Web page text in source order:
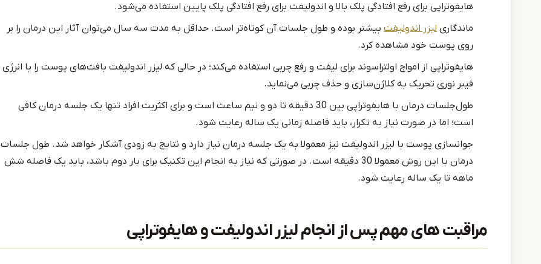
هایفوتراپی برای رفع افتادگی پلک بالا و اندولیفت برای رفع افتادگی پلک پایین استفاده می‌شود.
ماندگاری لیزر اندولیفتبیشتر بوده و طول جلسات آن کوتاه‌تر است. حداقل به مدت سه سال می‌توان آثار این درمان را بر
روی پوست خود مشاهده کرد.
هایفوتراپی از امواج اولتراسوند برای لیفت و رفع چربی استفاده می‌کند؛ در حالی که لیزر اندولیفت بافت‌های پوست را با انرژی
فیبر نوری تحریک به کلاژن‌سازی و حذف چربی می‌نماید.
طول‌جلسات درمان با هایفوتراپی بین 30 دقیقه تا دو و نیم ساعت است و برای اکثریت افراد تنها یک جلسه درمان کافی
است؛ اما در صورت نیاز به تکرار، باید فاصله زمانی یک ساله رعایت شود.
جوانسازی پوست با لیزر اندولیفت نیز معمولا به یک جلسه درمان نیاز دارد و نتایج به زودی آشکار خواهد شد. طول جلسات
درمان با این روش معمولا 30 دقیقه است. در صورتی که نیاز به انجام این تکنیک برای بار دوم باشد، باید یک فاصله شش
ماهه تا یک ساله رعایت شود.
مراقبت‌ های مهم پس از انجام لیزر اندولیفت و هایفوتراپی